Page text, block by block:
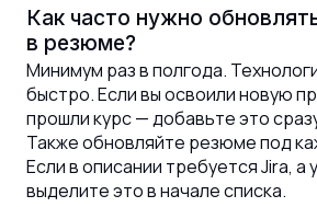
Как часто нужно
в резюме?
Минимум раз в полгода.
быстро. Если вы освоили новую
прошли курс — добавьте это
Также обновляйте резюме под
Если в описании требуется Jira, а
выделите это в начале списка.